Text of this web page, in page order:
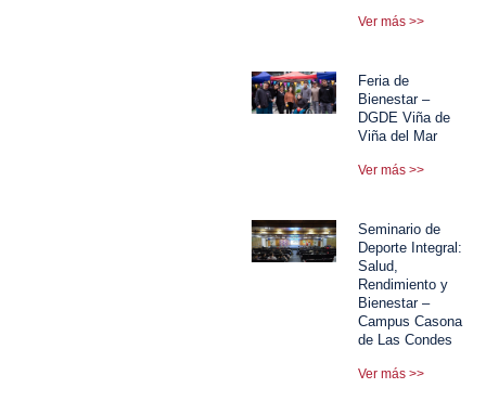
Ver más >>
Feria de
Bienestar –
DGDE Viña de
Viña del Mar
Ver más >>
Seminario de
Deporte Integral:
Salud,
Rendimiento y
Bienestar –
Campus Casona
de Las Condes
Ver más >>